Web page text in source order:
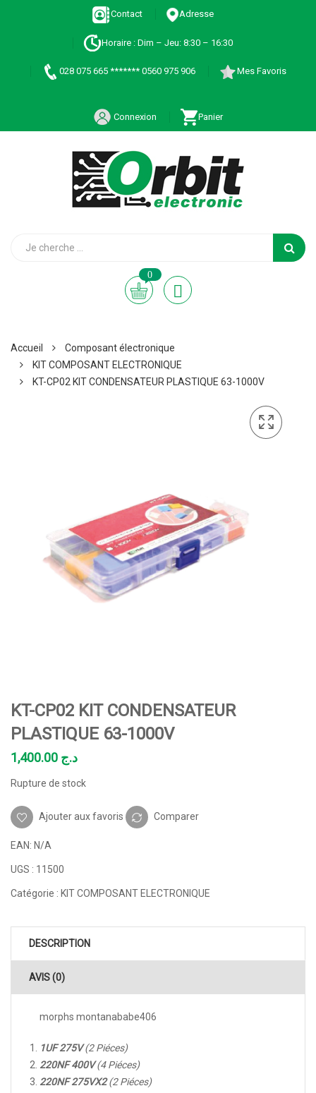
Contact Adresse
Horaire : Dim – Jeu: 8:30 – 16:30
028 075 665 ******* 0560 975 906 Mes Favoris
Connexion Panier
0
Accueil
Composant électronique
KIT COMPOSANT ELECTRONIQUE
KT-CP02 KIT CONDENSATEUR PLASTIQUE 63-1000V
KT-CP02 KIT CONDENSATEUR
PLASTIQUE 63-1000V
د.ج
Rupture de stock
Ajouter aux favoris Comparer
EAN: N/A
UGS : 11500
Catégorie : KIT COMPOSANT ELECTRONIQUE
DESCRIPTION
AVIS (0)
morphs montanababe406
1UF 275V(2 Piéces)
220NF 400V(4 Piéces)
220NF 275VX2(2 Piéces)